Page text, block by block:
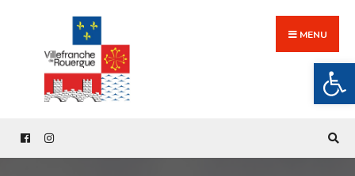
content
MENU